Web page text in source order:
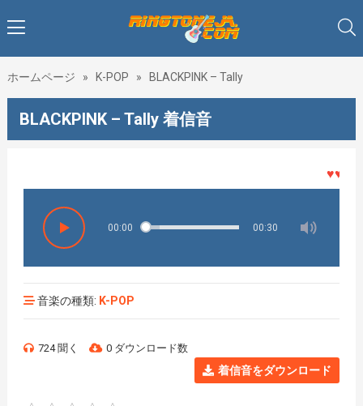
ホームページ » K-POP » BLACKPINK – Tally
BLACKPINK – Tally 着信音
♥♥♥着メ
00:00 00:30
音楽の種類: K-POP
724 聞く 0 ダウンロード数
着信音をダウンロード